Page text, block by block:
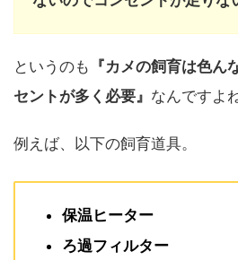
というのも 『カメの飼育は色ん
セントが多く必要』 なんですよね
例えば、以下の飼育道具。
保温ヒーター
ろ過フィルター